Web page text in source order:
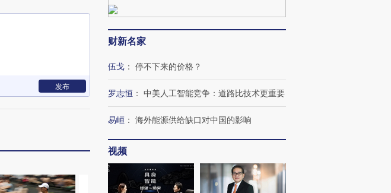
发布
财新名家
伍戈 ： 停不下来的价格？
罗志恒 ： 中美人工智能竞争：道路比技术更重要
易峘 ： 海外能源供给缺口对中国的影响
视频